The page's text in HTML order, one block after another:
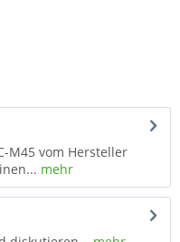
M45 vom Hersteller
mehr